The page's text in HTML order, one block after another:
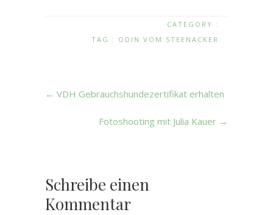
CATEGORY :
TAG : ODIN VOM STEENACKER
← VDH Gebrauchshundezertifikat erhalten
Fotoshooting mit Julia Kauer →
Schreibe einen
Kommentar